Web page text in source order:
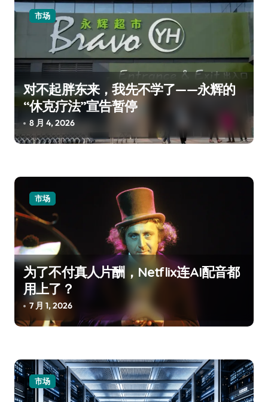
市场
对不起胖东来，我先不学了——永辉的
“休克疗法”宣告暂停
8 月 4, 2026
市场
为了不付真人片酬，Netflix连AI配音都
用上了？
7 月 1, 2026
市场